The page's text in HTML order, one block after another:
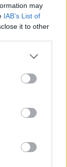
may
IAB’s List of
it to other
more Google
may click to
tags to
Google
as
alatt 40